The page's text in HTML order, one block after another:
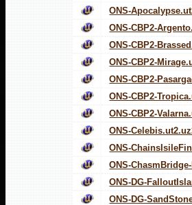
ONS-
ONS-CBP2-
ONS-CBP2-
ONS-CBP2-
ONS-CBP2-
ONS-CBP2-
ONS-CBP2-
ONS-
ONS-
ONS-
ONS-DG-
ONS-DG-